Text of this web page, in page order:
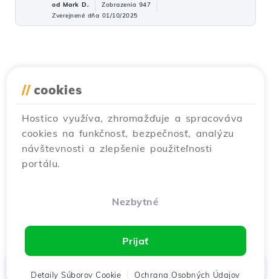
od Mark D.
Zobrazenia 947
Zverejnené dňa 01/10/2025
// cookies
Hostico využíva, zhromažďuje a spracováva
cookies na funkčnosť, bezpečnosť, analýzu
návštevnosti a zlepšenie použiteľnosti
portálu.
Nezbytné
Prijať
Detaily Súborov Cookie Ochrana Osobných Údajov
Domov Klient Košík Chat Menu